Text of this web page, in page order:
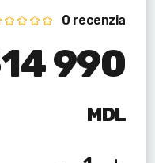
0 recenzia
990
MDL